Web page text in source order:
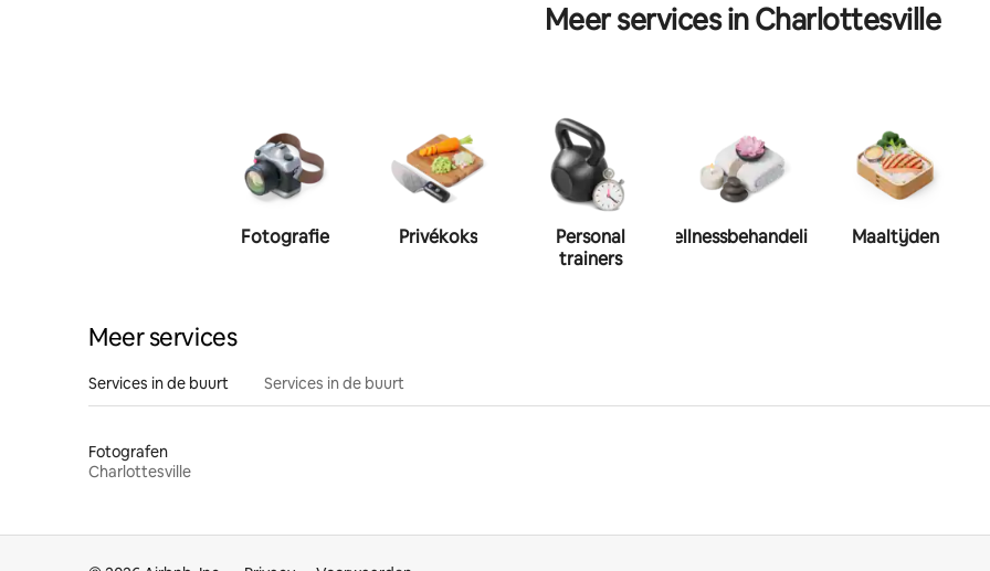
Meer services in Charlottesville
Fotografie Privékoks
Personal
trainers
Wellnessbehandeling Maaltijden
Meer services
Services in de buurt Services in de buurt
Fotografen
Charlottesville